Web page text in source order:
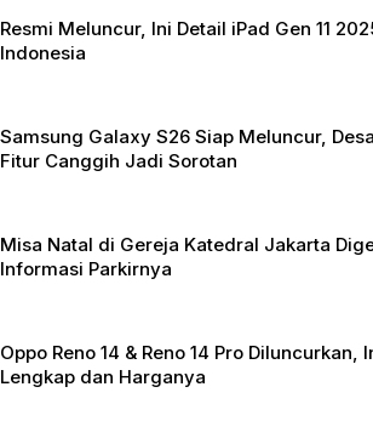
p
Resmi Meluncur, Ini Detail iPad Gen 11
Indonesia
Samsung Galaxy S26 Siap Meluncur,
Fitur Canggih Jadi Sorotan
Misa Natal di Gereja Katedral Jakarta
Informasi Parkirnya
Oppo Reno 14 & Reno 14 Pro Diluncurkan,
Lengkap dan Harganya